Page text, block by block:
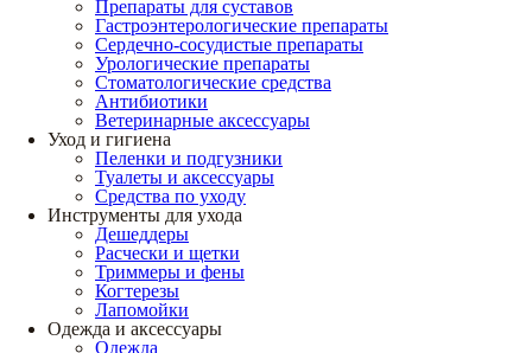
Препараты для суставов
Гастроэнтерологические препараты
Сердечно-сосудистые препараты
Урологические препараты
Стоматологические средства
Антибиотики
Ветеринарные аксессуары
Уход и гигиена
Пеленки и подгузники
Туалеты и аксессуары
Средства по уходу
Инструменты для ухода
Дешеддеры
Расчески и щетки
Триммеры и фены
Когтерезы
Лапомойки
Одежда и аксессуары
Одежда